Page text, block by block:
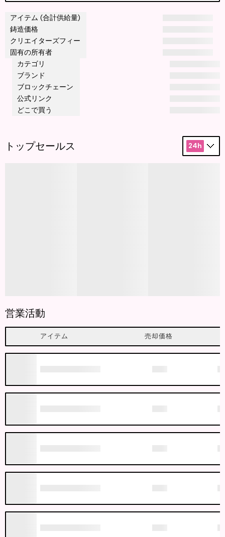
アイテム (合計供給量)
鋳造価格
クリエイターズフィー
固有の所有者
カテゴリ
ブランド
ブロックチェーン
公式リンク
どこで買う
トップセールス 24h
営業活動
アイテム 売却価格